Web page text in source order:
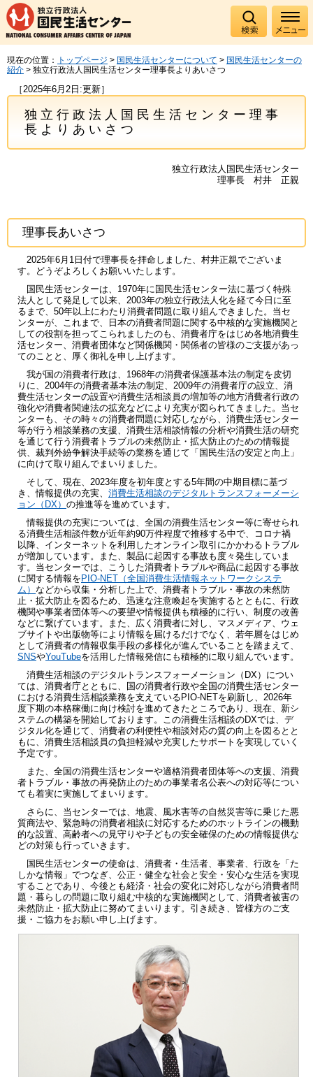
現在の位置： トップページ > 国民生活センターについて > 国民生活センターの
紹介 > 独立行政法人国民生活センター理事長よりあいさつ
［2025年6月2日:更新］
独立行政法人国民生活センター理事
長よりあいさつ
独立行政法人国民生活センター
理事長 村井 正親
理事長あいさつ
2025年6月1日付で理事長を拝命しました、村井正親でございま
す。どうぞよろしくお願いいたします。
国民生活センターは、1970年に国民生活センター法に基づく特殊
法人として発足して以来、2003年の独立行政法人化を経て今日に至
るまで、50年以上にわたり消費者問題に取り組んできました。当セ
ンターが、これまで、日本の消費者問題に関する中核的な実施機関と
しての役割を担ってこられましたのも、消費者庁をはじめ各地消費生
活センター、消費者団体など関係機関・関係者の皆様のご支援があっ
てのことと、厚く御礼を申し上げます。
我が国の消費者行政は、1968年の消費者保護基本法の制定を皮切
りに、2004年の消費者基本法の制定、2009年の消費者庁の設立、消
費生活センターの設置や消費生活相談員の増加等の地方消費者行政の
強化や消費者関連法の拡充などにより充実が図られてきました。当セ
ンターも、その時々の消費者問題に対応しながら、消費生活センター
等が行う相談業務の支援、消費生活相談情報の分析や消費生活の研究
を通じて行う消費者トラブルの未然防止・拡大防止のための情報提
供、裁判外紛争解決手続等の業務を通じて「国民生活の安定と向上」
に向けて取り組んでまいりました。
そして、現在、2023年度を初年度とする5年間の中期目標に基づ
き、情報提供の充実、 消費生活相談のデジタルトランスフォーメーシ
ョン（DX） の推進等を進めています。
情報提供の充実については、全国の消費生活センター等に寄せられ
る消費生活相談件数が近年約90万件程度で推移する中で、コロナ禍
以降、インターネットを利用したオンライン取引にかかわるトラブル
が増加しています。また、製品に起因する事故も度々発生していま
す。当センターでは、こうした消費者トラブルや商品に起因する事故
に関する情報をPIO-NET（全国消費生活情報ネットワークシステ
ム） などから収集・分析した上で、消費者トラブル・事故の未然防
止・拡大防止を図るため、迅速な注意喚起を実施するとともに、行政
機関や事業者団体等への要望や情報提供も積極的に行い、制度の改善
などに繋げています。また、広く消費者に対し、マスメディア、ウェ
ブサイトや出版物等により情報を届けるだけでなく、若年層をはじめ
として消費者の情報収集手段の多様化が進んでいることを踏まえて、
SNSやYouTubeを活用した情報発信にも積極的に取り組んでいます。
消費生活相談のデジタルトランスフォーメーション（DX）につい
ては、消費者庁とともに、国の消費者行政や全国の消費生活センター
における消費生活相談業務を支えているPIO-NETを刷新し、2026年
度下期の本格稼働に向け検討を進めてきたところであり、現在、新シ
ステムの構築を開始しております。この消費生活相談のDXでは、デ
ジタル化を通じて、消費者の利便性や相談対応の質の向上を図るとと
もに、消費生活相談員の負担軽減や充実したサポートを実現していく
予定です。
また、全国の消費生活センターや適格消費者団体等への支援、消費
者トラブル・事故の再発防止のための事業者名公表への対応等につい
ても着実に実施してまいります。
さらに、当センターでは、地震、風水害等の自然災害等に乗じた悪
質商法や、緊急時の消費者相談に対応するためのホットラインの機動
的な設置、高齢者への見守りや子どもの安全確保のための情報提供な
どの対策も行っていきます。
国民生活センターの使命は、消費者・生活者、事業者、行政を「た
しかな情報」でつなぎ、公正・健全な社会と安全・安心な生活を実現
することであり、今後とも経済・社会の変化に対応しながら消費者問
題・暮らしの問題に取り組む中核的な実施機関として、消費者被害の
未然防止・拡大防止に努めてまいります。引き続き、皆様方のご支
援・ご協力をお願い申し上げます。